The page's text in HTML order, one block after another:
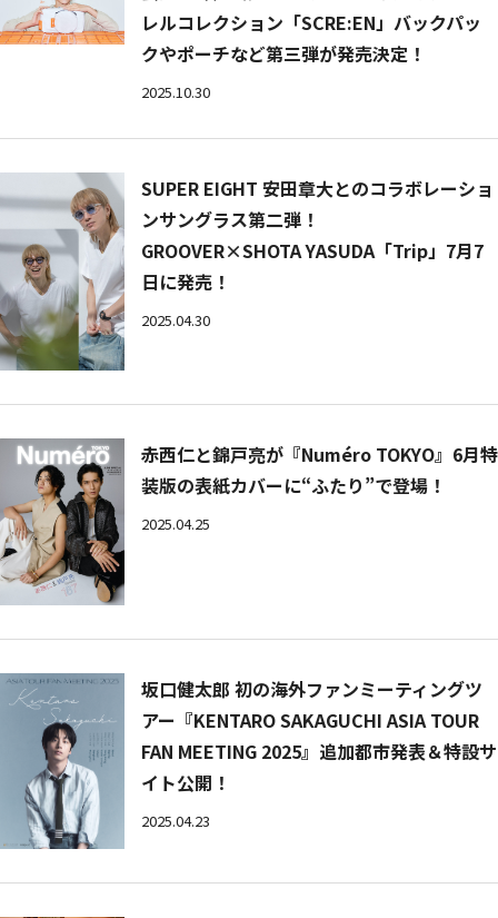
レルコレクション「SCRE:EN」バックパッ
クやポーチなど第三弾が発売決定！
2025.10.30
SUPER EIGHT 安田章大とのコラボレーショ
ンサングラス第二弾！
GROOVER×SHOTA YASUDA「Trip」7月7
日に発売！
2025.04.30
赤西仁と錦戸亮が『Numéro TOKYO』6月特
装版の表紙カバーに“ふたり”で登場！
2025.04.25
坂口健太郎 初の海外ファンミーティングツ
アー『KENTARO SAKAGUCHI ASIA TOUR
FAN MEETING 2025』追加都市発表＆特設サ
イト公開！
2025.04.23